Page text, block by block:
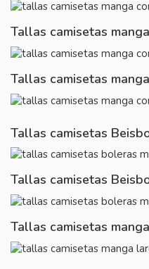
Tallas camisetas
Tallas camisetas
Tallas camisetas
Tallas camisetas
Tallas camisetas